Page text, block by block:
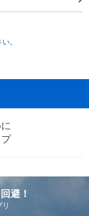
。
避！